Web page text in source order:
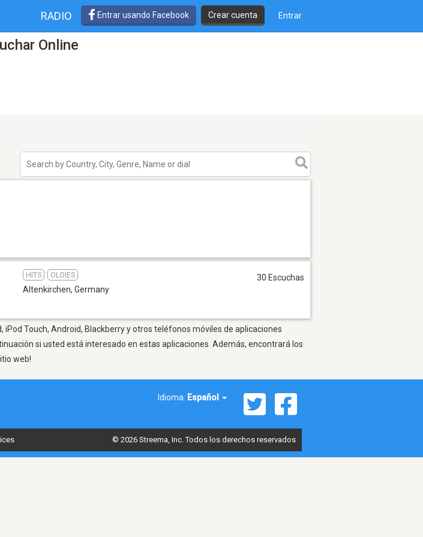
RADIO Entrar usando Facebook Crear cuenta Entrar
Online
HITS OLDIES
Altenkirchen, Germany
30 Escuchas
iPod Touch, Android, Blackberry y otros teléfonos móviles de aplicaciones
si usted está interesado en estas aplicaciones. Además, encontrará los
web!
Idioma: Español
© 2026 Streema, Inc. Todos los derechos reservados